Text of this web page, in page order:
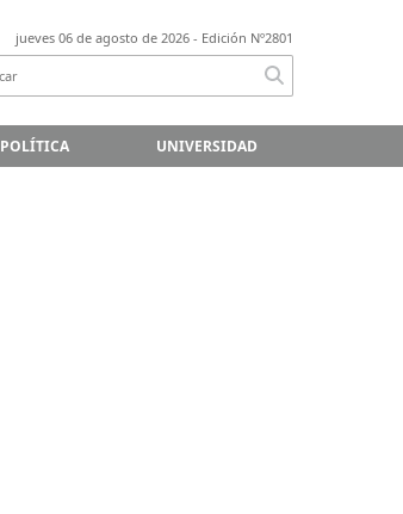
jueves 06 de agosto de 2026 - Edición Nº2801
POLÍTICA UNIVERSIDAD